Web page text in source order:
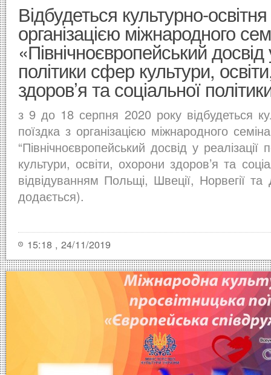
Відбудеться культурно-
організацією міжнародного
«Північноєвропейський досвід
політики сфер культури,
здоров’я та соціальної
з 9 до 18 серпня 2020 року відбудеться
поїздка з організацією міжнародного
“Північноєвропейський досвід у реалізації
культури, освіти, охорони здоров’я та
відвідуванням Польщі, Швеції, Норвегії та
додається).
15:18 , 24/11/2019